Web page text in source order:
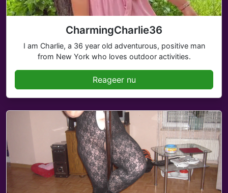
CharmingCharlie36
I am Charlie, a 36 year old adventurous, positive man
from New York who loves outdoor activities.
Reageer nu